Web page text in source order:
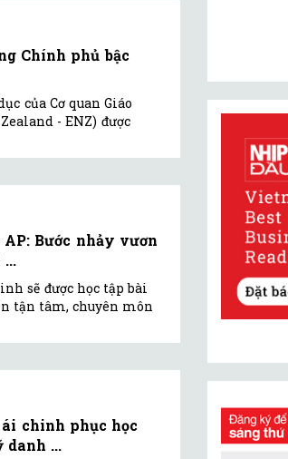
Chính phủ bậc
của Cơ quan Giáo
- ENZ) được
Bước nhảy vươn
sẽ được học tập bài
tận tâm, chuyên môn
chinh phục học
danh ...